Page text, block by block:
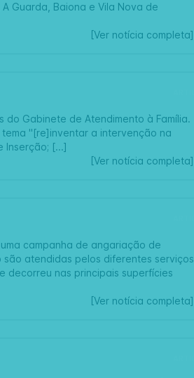
Guarda, Baiona e Vila Nova de
[Ver notícia completa]
do Gabinete de Atendimento à Família.
"[re]inventar a intervenção na
Inserção; [...]
[Ver notícia completa]
campanha de angariação de
atendidas pelos diferentes serviços
decorreu nas principais superfícies
[Ver notícia completa]